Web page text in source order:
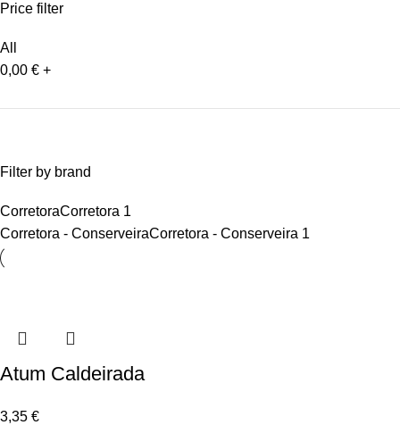
Price filter
All
0,00 € +
Filter by brand
CorretoraCorretora 1
Corretora - ConserveiraCorretora - Conserveira 1
Atum Caldeirada
3,35 €